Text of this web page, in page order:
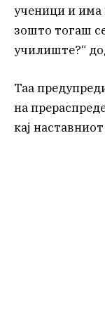
ученици и има
зошто тогаш
училиште?“
Таа
на
кај